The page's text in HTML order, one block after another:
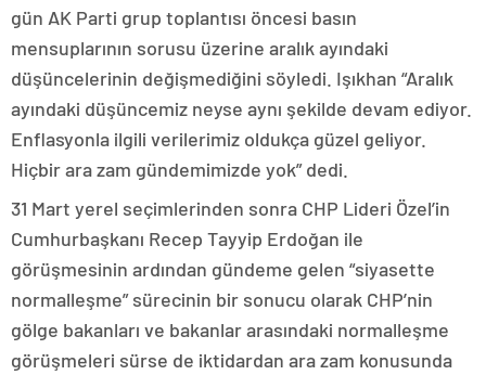
gün AK Parti grup toplantısı öncesi basın
mensuplarının sorusu üzerine aralık ayındaki
düşüncelerinin değişmediğini söyledi. Işıkhan “Aralık
ayındaki düşüncemiz neyse aynı şekilde devam ediyor.
Enflasyonla ilgili verilerimiz oldukça güzel geliyor.
Hiçbir ara zam gündemimizde yok” dedi.
31 Mart yerel seçimlerinden sonra CHP Lideri Özel’in
Cumhurbaşkanı Recep Tayyip Erdoğan ile
görüşmesinin ardından gündeme gelen “siyasette
normalleşme” sürecinin bir sonucu olarak CHP’nin
gölge bakanları ve bakanlar arasındaki normalleşme
görüşmeleri sürse de iktidardan ara zam konusunda